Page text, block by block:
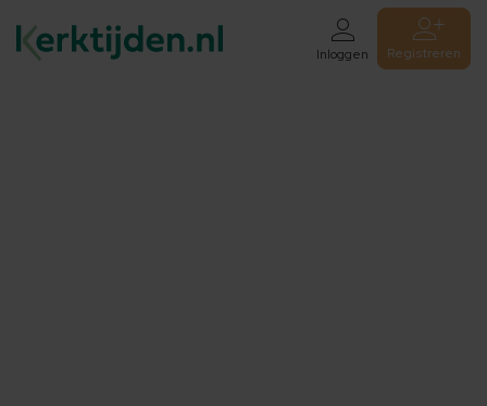
Inloggen Registreren